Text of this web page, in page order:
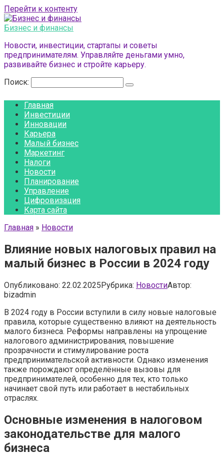
Перейти к контенту
Бизнес и финансы
Новости, инвестиции, стартапы и советы
предпринимателям. Управляйте деньгами умно,
развивайте бизнес и стройте карьеру.
Поиск:
Главная
Инвестиции
Инновации
Карьера
Малый бизнес
Маркетинг
Налоги
Новости
Планирование
Управление
Цифровизация
Карта сайта
Главная » Новости
Влияние новых налоговых правил на
малый бизнес в России в 2024 году
Опубликовано: 22.02.2025Рубрика: НовостиАвтор:
bizadmin
В 2024 году в России вступили в силу новые налоговые
правила, которые существенно влияют на деятельность
малого бизнеса. Реформы направлены на упрощение
налогового администрирования, повышение
прозрачности и стимулирование роста
предпринимательской активности. Однако изменения
также порождают определённые вызовы для
предпринимателей, особенно для тех, кто только
начинает свой путь или работает в нестабильных
отраслях.
Основные изменения в налоговом
законодательстве для малого
бизнеса